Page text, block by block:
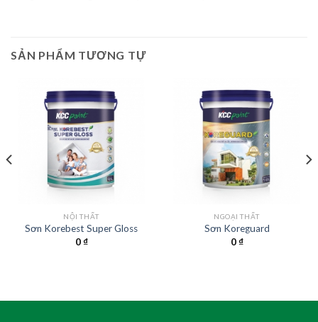
SẢN PHẨM TƯƠNG TỰ
NỘI THẤT
Sơn Korebest Super Gloss
0₫
NGOẠI THẤT
Sơn Koreguard
0₫